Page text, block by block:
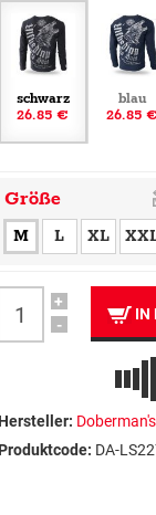
schwarz
26.85 €
blau
26.85 €
Größe
M L XL
+
-
IN
Hersteller:
Produktcode: DA-